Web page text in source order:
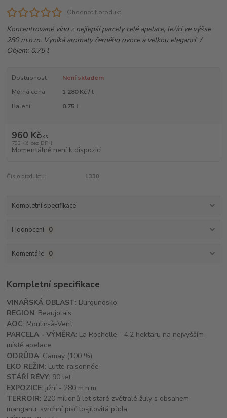
Ohodnotit produkt
Koncentrované víno z nejlepší parcely celé apelace, ležící ve výšse
280 m.n.m. Vyniká aromaty černého ovoce a velkou elegancí /
Objem: 0,75 l
Dostupnost
Není skladem
Měrná cena
1 280 Kč / l
Balení
0.75 l
960 Kč/ks
793 Kč bez DPH
Momentálně není k dispozici
Číslo produktu: 1330
Kompletní specifikace
Hodnocení 0
Komentáře 0
Kompletní specifikace
VINAŘSKÁ OBLAST: Burgundsko
REGION: Beaujolais
AOC: Moulin-à-Vent
PARCELA - VÝMĚRA: La Rochelle - 4,2 hektaru na nejvyšším
místě apelace
ODRŮDA: Gamay (100 %)
EKO REŽIM: Lutte raisonnée
STÁŘÍ RÉVY: 90 let
EXPOZICE: jižní - 280 m.n.m.
TERROIR: 220 milionů let staré zvětralé žuly s obsahem
manganu, svrchní písčito-jílovitá půda